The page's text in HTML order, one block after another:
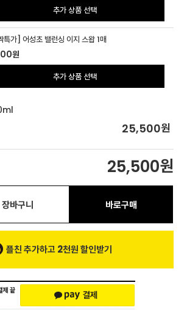
추가 상품 선택
특가] 어성초 밸런싱 이지 스왑 1매
원
추가 상품 선택
25,500원
25,500원
장바구니 바로구매
플친 추가하고 2천원 할인받기